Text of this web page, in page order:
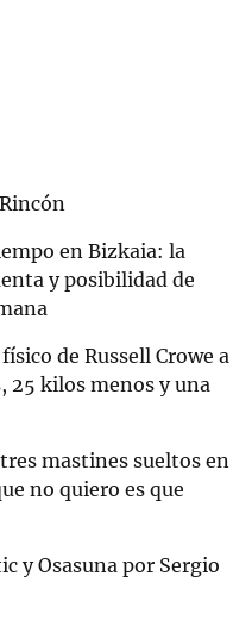
en Bizkaia: la
y posibilidad de
de Russell Crowe a
25 kilos menos y una
mastines sueltos en
no quiero es que
y Osasuna por Sergio